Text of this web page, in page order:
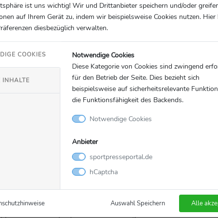
Spieltag – 03. November
auftwitter: @bwin_de
ein FTSE100-Unternehmen und eine der weltweit größten
auch im stationären Geschäft tätig ist. Die Gruppe besitzt
gehören bwin, Bet.pt, Coral, Crystalbet,
gehören CasinoClub, Foxy Bingo, Gala, Gioco Digitale,
besitzt eine properitäre Technologie für alle ihre
ist uns wichtig! Wir und Drittanbieter speichern und/oder
auf Ihrem Gerät zu, indem wir beispielsweise Cookies nutzen. Hier
diesbezüglich verwalten.
COOKIES
INHALTE
Notwendige Cookies
Diese Kategorie von Cookies sind zwingend
für den Betrieb der Seite. Dies bezieht sich
beispielsweise auf sicherheitsrelevante
die Funktionsfähigkeit des Backends.
Notwendige Cookies
Anbieter
sportpresseportal.de
hCaptcha
Auswahl Speichern Alle